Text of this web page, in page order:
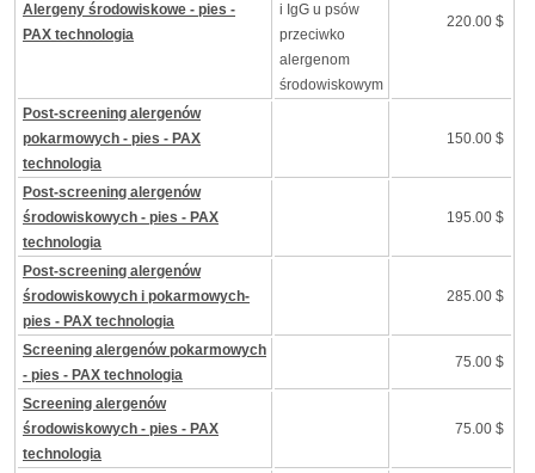
Alergeny środowiskowe - pies -
PAX technologia
i IgG u psów
przeciwko
alergenom
środowiskowym
220.00 $
Post-screening alergenów
pokarmowych - pies - PAX
technologia
150.00 $
Post-screening alergenów
środowiskowych - pies - PAX
technologia
195.00 $
Post-screening alergenów
środowiskowych i pokarmowych-
pies - PAX technologia
285.00 $
Screening alergenów pokarmowych
- pies - PAX technologia
75.00 $
Screening alergenów
środowiskowych - pies - PAX
technologia
75.00 $